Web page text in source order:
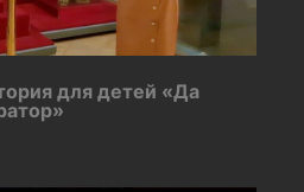
для детей «Да